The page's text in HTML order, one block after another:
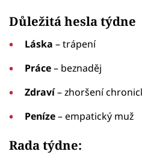
Důležitá hesla týdne
Láska – trápení
Práce– beznaděj
Zdraví– zhoršení
Peníze– empatický muž
Rada týdne: